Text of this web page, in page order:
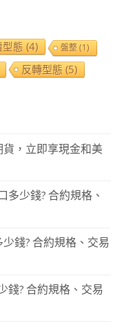
型態(4) 盤整(1)
反轉型態(5)
，立即享現金和美
多少錢? 合約規格、
錢? 合約規格、交易
錢? 合約規格、交易